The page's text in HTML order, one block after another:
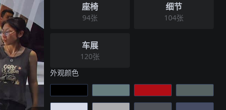
座椅
94张
细节
104张
车展
120张
外观颜色